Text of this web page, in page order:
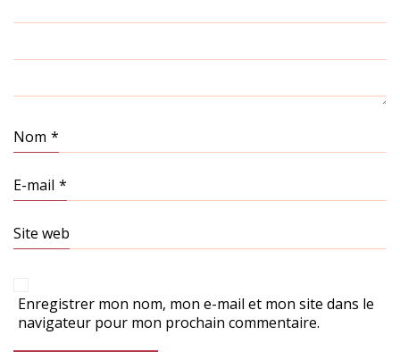
Nom *
E-mail *
Site web
Enregistrer mon nom, mon e-mail et mon site dans le
navigateur pour mon prochain commentaire.